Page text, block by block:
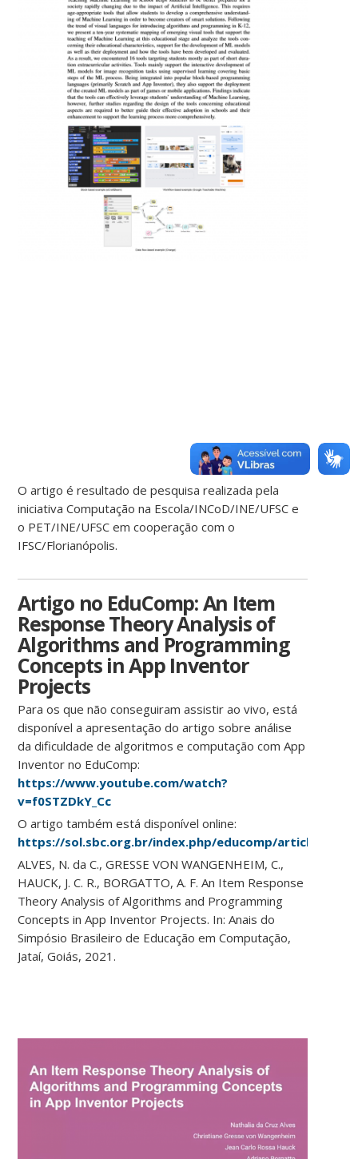
O artigo é resultado de pesquisa realizada pela
iniciativa Computação na Escola/INCoD/INE/UFSC e
o PET/INE/UFSC em cooperação com o
IFSC/Florianópolis.
Artigo no EduComp: An Item
Response Theory Analysis of
Algorithms and Programming
Concepts in App Inventor
Projects
Para os que não conseguiram assistir ao vivo, está
disponível a apresentação do artigo sobre análise
da dificuldade de algoritmos e computação com App
Inventor no EduComp:
https://www.youtube.com/watch?
v=f0STZDkY_Cc
O artigo também está disponível online:
https://sol.sbc.org.br/index.php/educomp/article/view/
ALVES, N. da C., GRESSE VON WANGENHEIM, C.,
HAUCK, J. C. R., BORGATTO, A. F. An Item Response
Theory Analysis of Algorithms and Programming
Concepts in App Inventor Projects. In: Anais do
Simpósio Brasileiro de Educação em Computação,
Jataí, Goiás, 2021.